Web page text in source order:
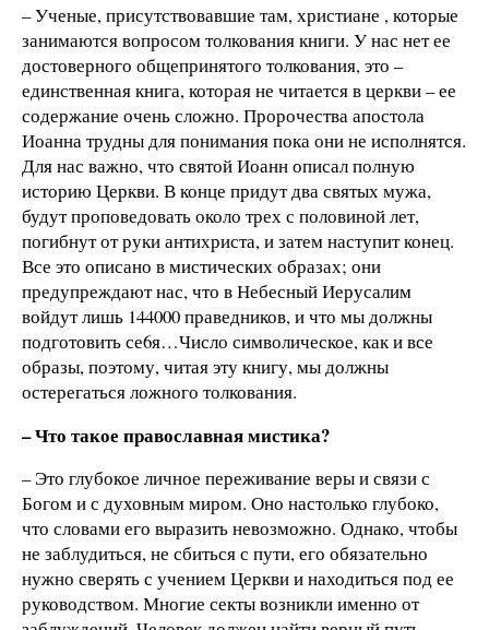
– Ученые, присутствовавшие там, христиане , которые
занимаются вопросом толкования книги. У нас нет ее
достоверного общепринятого толкования, это –
единственная книга, которая не читается в церкви – ее
содержание очень сложно. Пророчества апостола
Иоанна трудны для понимания пока они не исполнятся.
Для нас важно, что святой Иоанн описал полную
историю Церкви. В конце придут два святых мужа,
будут проповедовать около трех с половиной лет,
погибнут от руки антихриста, и затем наступит конец.
Все это описано в мистических образах; они
предупреждают нас, что в Небесный Иерусалим
войдут лишь 144000 праведников, и что мы должны
подготовить се6я…Число символическое, как и все
образы, поэтому, читая эту книгу, мы должны
остерегаться ложного толкования.
– Что такое православная мистика?
– Это глубокое личное переживание веры и связи с
Богом и с духовным миром. Оно настолько глубоко,
что словами его выразить невозможно. Однако, чтобы
не заблудиться, не сбиться с пути, его обязательно
нужно сверять с учением Церкви и находиться под ее
руководством. Многие секты возникли именно от